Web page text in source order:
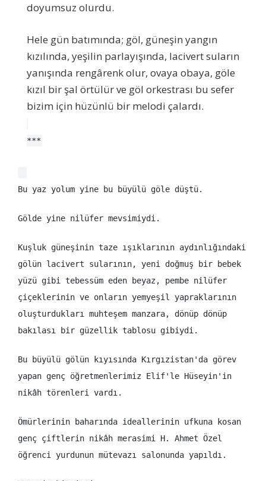
doyumsuz olurdu.
Hele gün batımında; göl, güneşin yangın
kızılında, yeşilin parlayışında, lacivert suların
yanışında rengârenk olur, ovaya obaya, göle
kızıl bir şal örtülür ve göl orkestrası bu sefer
bizim için hüzünlü bir melodi çalardı.
***
Bu yaz yolum yine bu büyülü göle düştü.
Gölde yine nilüfer mevsimiydi.
Kuşluk güneşinin taze ışıklarının aydınlığındaki
gölün lacivert sularının, yeni doğmuş bir bebek
yüzü gibi tebessüm eden beyaz, pembe nilüfer
çiçeklerinin ve onların yemyeşil yapraklarının
oluşturdukları muhteşem manzara, dönüp dönüp
bakılası bir güzellik tablosu gibiydi.
Bu büyülü gölün kıyısında Kırgızistan'da görev
yapan genç öğretmenlerimiz Elif'le Hüseyin'in
nikâh törenleri vardı.
Ömürlerinin baharında ideallerinin ufkuna kosan
genç çiftlerin nikâh merasimi H. Ahmet Özel
öğrenci yurdunun mütevazı salonunda yapıldı.